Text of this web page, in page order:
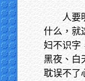
人要
什么，就
妇不识字
黑夜、白
耽误不了